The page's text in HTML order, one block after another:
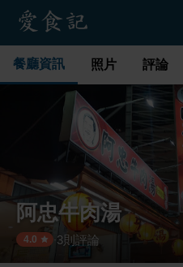
餐廳資訊 照片 評論
阿忠牛肉湯
4.0 3則評論